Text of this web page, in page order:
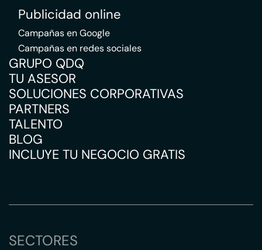
Publicidad online
Campañas en Google
Campañas en redes sociales
GRUPO QDQ
TU ASESOR
SOLUCIONES CORPORATIVAS
PARTNERS
TALENTO
BLOG
INCLUYE TU NEGOCIO GRATIS
SECTORES